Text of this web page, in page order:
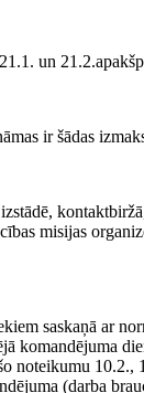
un
ir šādas
misijas
saskaņā ar
komandējuma
noteikumu
(darba